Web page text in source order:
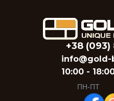
+38
info@gold-
10:00 -
ПН-ПТ